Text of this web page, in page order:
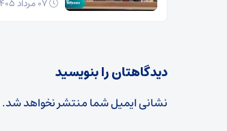
دیدگاهتان را بنویسید
نشانی ایمیل شما منتشر نخواهد شد.